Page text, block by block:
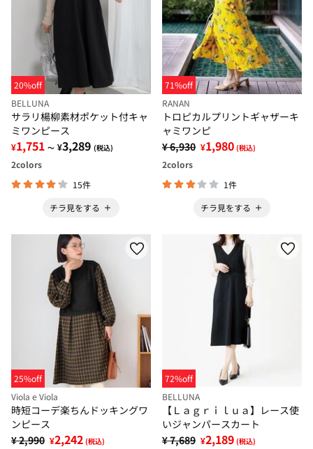
20%off
BELLUNA
サラリ楊柳素材ポケット付キャ
ミワンピース
¥1,751 ～ ¥3,289 (税込)
2colors
15件
チラ見をする
71%off
RANAN
トロピカルプリントギャザーキ
ャミワンピ
¥ 6,930 ¥1,980 (税込)
2colors
1件
チラ見をする
25%off
Viola e Viola
時短コーデ楽ちんドッキングワ
ンピース
¥ 2,990 ¥2,242 (税込)
72%off
BELLUNA
【Ｌａｇｒｉｌｕａ】レース使
いジャンパースカート
¥ 7,689 ¥2,189 (税込)